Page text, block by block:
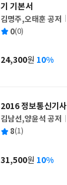
기 기본서
글
쓴
김명주,오태훈 공저
출
사
평 0(0)
가
24,300원 10%
2016 정보통신기사
글
쓴
김남선,양윤석 공저
출
사
평 8(1)
가
31,500원 10%